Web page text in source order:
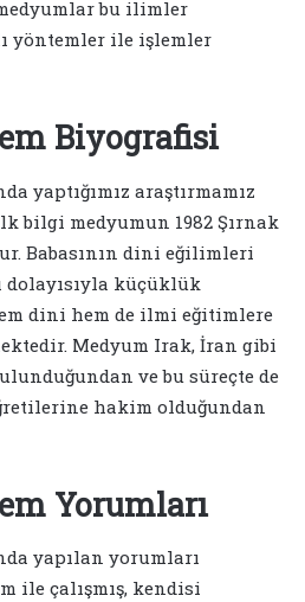
bu ilimler
yöntemler ile işlemler
Biyografisi
yaptığımız araştırmamız
bilgi medyumun 1982 Şırnak
Babasının dini eğilimleri
dolayısıyla küçüklük
dini hem de ilmi eğitimlere
Medyum Irak, İran gibi
ve bu süreçte de
hakim olduğundan
Yorumları
yapılan yorumları
ile çalışmış, kendisi